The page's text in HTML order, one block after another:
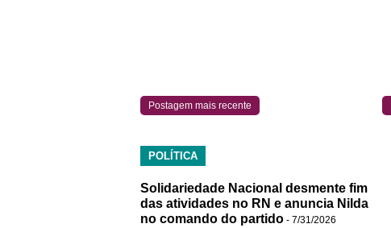
Postagem mais recente
POLÍTICA
Solidariedade Nacional desmente fim
das atividades no RN e anuncia Nilda
no comando do partido - 7/31/2026